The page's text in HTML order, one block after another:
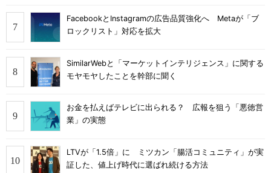
FacebookとInstagramの広告品質強化へ Metaが「ブ
ロックリスト」対応を拡大
SimilarWebと「マーケットインテリジェンス」に関する
モヤモヤしたことを幹部に聞く
お金を払えばテレビに出られる？ 広報を狙う「悪徳営
業」の実態
LTVが「1.5倍」に ミツカン「腸活コミュニティ」が実
証した、値上げ時代に選ばれ続ける方法